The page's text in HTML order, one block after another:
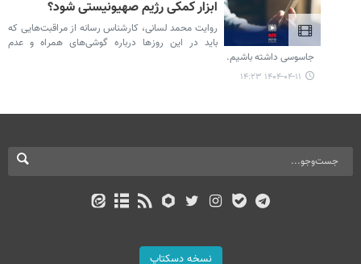
ابزار کمکی رژیم صهیونیستی شود؟
روایت محمد لسانی، کارشناس رسانه از مراقبت‌هایی که
باید در این روزها درباره گوشی‌های همراه و عدم
جاسوسی داشته باشیم.
۱۴۰۴-۰۴-۱۱ ۱۴:۲۳
نسخه دسکتاپ